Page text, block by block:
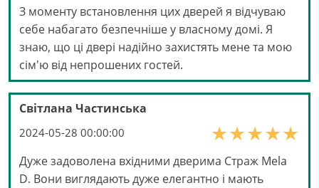
З моменту встановлення цих дверей я відчуваю
себе набагато безпечніше у власному домі. Я
знаю, що ці двері надійно захистять мене та мою
сім'ю від непрошених гостей.
Світлана Частинська
2024-05-28 00:00:00
Дуже задоволена вхідними дверима Страж Mela
D. Вони виглядають дуже елегантно і мають